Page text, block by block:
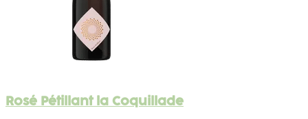
Rosé Pétillant la Coquillade